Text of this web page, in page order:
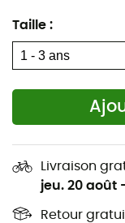
Taille :
Livraison
jeu. 20 août
Retour